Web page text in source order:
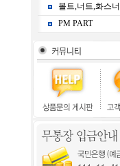
볼트,너트,화스너
PM PART